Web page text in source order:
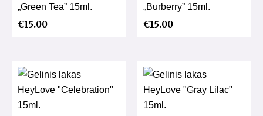
„Green Tea” 15ml.
€15.00
„Burberry” 15ml.
€15.00